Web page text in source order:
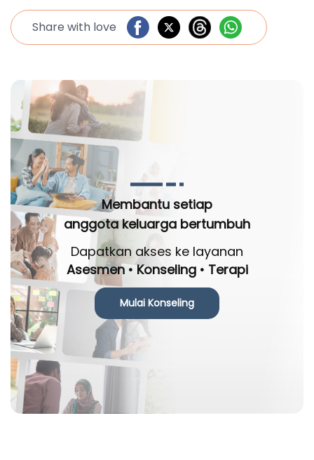
Share with love
Membantu setiap
anggota keluarga bertumbuh
Dapatkan akses ke layanan
Asesmen • Konseling • Terapi
Mulai Konseling